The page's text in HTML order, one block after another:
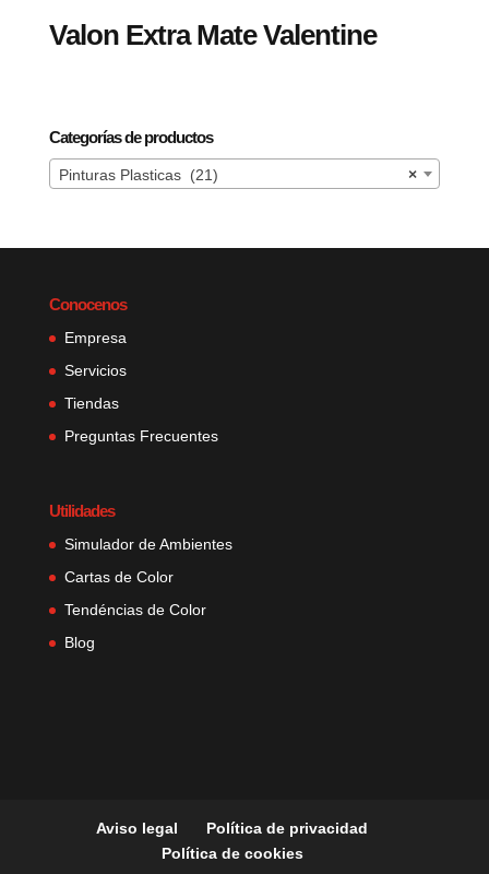
Valon Extra Mate Valentine
Categorías de productos
×
Pinturas Plasticas (21)
Conocenos
Empresa
Servicios
Tiendas
Preguntas Frecuentes
Utilidades
Simulador de Ambientes
Cartas de Color
Tendéncias de Color
Blog
Aviso legal
Política de privacidad
Política de cookies